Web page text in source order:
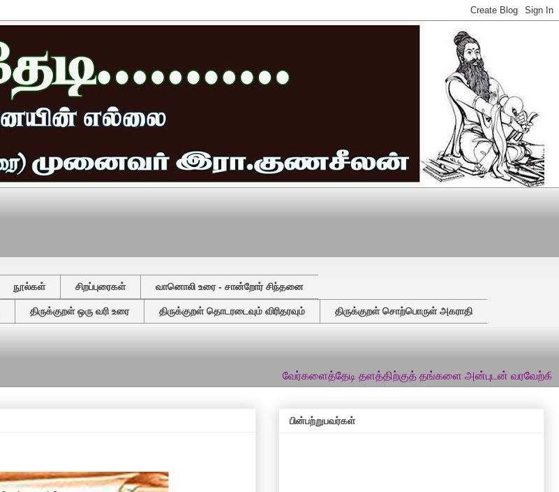
நூல்கள் சிறப்புரைகள் வானொலி உரை - சான்றோர் சிந்தனை
திருக்குறள் ஒரு வரி உரை திருக்குறள் தொடரடைவும் விரிதரவும் திருக்குறள் சொற்பொருள் அகராதி
வேர்களைத்தேடி தளத்திற்குத் தங்களை அன்புடன் வரவேற்கிறேன்...
பின்பற்றுபவர்கள்